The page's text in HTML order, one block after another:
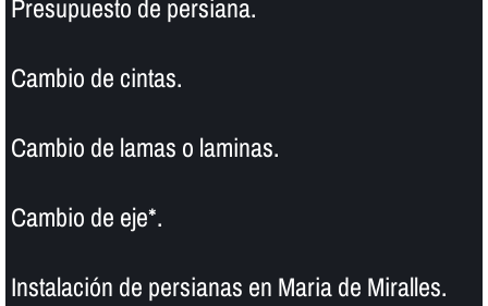
Presupuesto de persiana.
Cambio de cintas.
Cambio de lamas o laminas.
Cambio de eje*.
Instalación de persianas en Maria de Miralles.